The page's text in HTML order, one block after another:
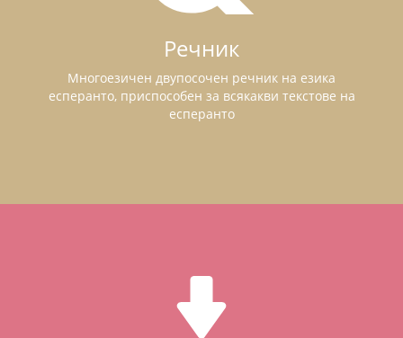
Речник
Многоезичен двупосочен речник на езика
есперанто, приспособен за всякакви текстове на
есперанто